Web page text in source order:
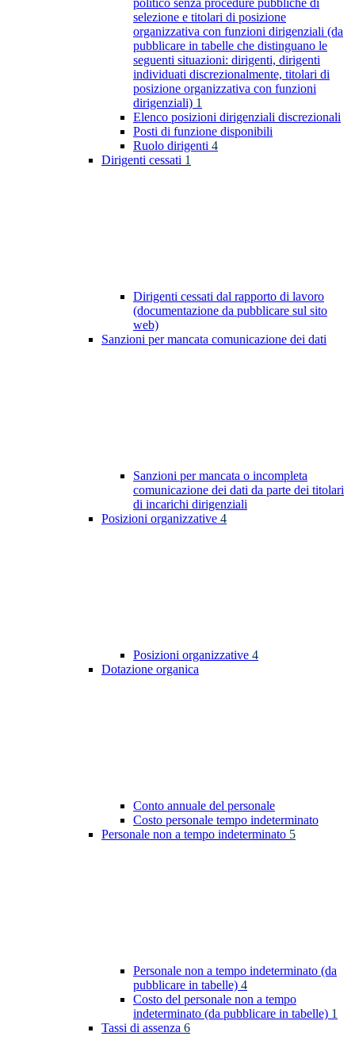
politico senza procedure pubbliche di
selezione e titolari di posizione
organizzativa con funzioni dirigenziali (da
pubblicare in tabelle che distinguano le
seguenti situazioni: dirigenti, dirigenti
individuati discrezionalmente, titolari di
posizione organizzativa con funzioni
dirigenziali) 1
Elenco posizioni dirigenziali discrezionali
Posti di funzione disponibili
Ruolo dirigenti 4
Dirigenti cessati 1
Dirigenti cessati dal rapporto di lavoro
(documentazione da pubblicare sul sito
web)
Sanzioni per mancata comunicazione dei dati
Sanzioni per mancata o incompleta
comunicazione dei dati da parte dei titolari
di incarichi dirigenziali
Posizioni organizzative 4
Posizioni organizzative 4
Dotazione organica
Conto annuale del personale
Costo personale tempo indeterminato
Personale non a tempo indeterminato 5
Personale non a tempo indeterminato (da
pubblicare in tabelle) 4
Costo del personale non a tempo
indeterminato (da pubblicare in tabelle) 1
Tassi di assenza 6